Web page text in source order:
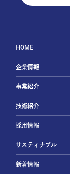
HOME
企業情報
事業紹介
技術紹介
採用情報
サスティナブル
新着情報